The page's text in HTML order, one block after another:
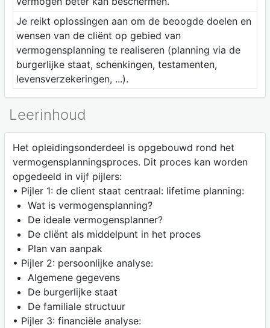
Je reikt oplossingen aan om de beoogde doelen en
wensen van de cliënt op gebied van
vermogensplanning te realiseren (planning via de
burgerlijke staat, schenkingen, testamenten,
levensverzekeringen, ...).
Leerinhoud
Het opleidingsonderdeel is opgebouwd rond het
vermogensplanningsproces. Dit proces kan worden
opgedeeld in vijf pijlers:
• Pijler 1: de client staat centraal: lifetime planning:
Wat is vermogensplanning?
De ideale vermogensplanner?
De cliënt als middelpunt in het proces
Plan van aanpak
• Pijler 2: persoonlijke analyse:
Algemene gegevens
De burgerlijke staat
De familiale structuur
• Pijler 3: financiële analyse: